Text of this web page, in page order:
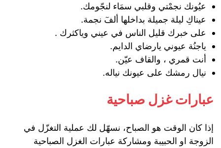
عيُونك نجمْتي وقلبي سمَاء لنجّومك.
عيناكِ ليلة جميلة بداخلها ألفٓ نجمة.
على خبرك قليل الناس في عيني وياكثرك .
‏ياجنُة عيوني يارضاي الدايم.
أنت قمري ، والقاف عيّن.
‏نيال رمشك على عيونك نياله.
عبارات غزل صباحية
إذا كان الوقت هو الصباح، نسهّل لك عملية التغزّل في
الزوجة او الحبيبة ومشاركة عبارات الغزل الصباحية